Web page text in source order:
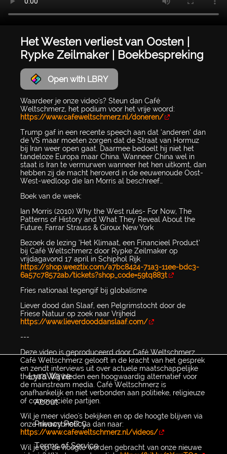
Het Westen verliest van Oosten |
Rypke Zeilmaker | Boekbespreking
Open with LBRY
Waardeer je onze video's? Steun dan Café
Weltschmerz, het podium voor het vrije woord:
https://www.cafeweltschmerz.nl/doneren/
Trump gaf in een recente speech aan dat ‘anderen’ dan
de VS maar moeten zorgen dat de Straat van Hormuz
bij Iran weer open gaat. Daarmee bedoelt hij niet het
tandeloze Europa maar China. Wanneer China wel in
staat is Iran te vermurwen wanneer het hen uitkomt, dan
hebben zij de macht heroverd in de eeuwenoude Oost-
West-wedloop die Ian Morris al beschreef…
Boek van de week:
Ian Morris (2010) Why the West rules- For Now, The
Patterns of History and What They Reveal About the
Future, Farrar Strauss & Giroux New York
Bezoek de lezing ‘Het Klimaat, een Financieel Product’
bij Café Weltschmerz door Rypke Zeilmaker op
vrijdagavond 17 april in Schiphol Rijk
https://shop.weeztix.com/a7bc8424-71a3-11ee-bdc3-
6a57c78572ab/tickets?shop_code=59tq883t
Fries nationaal tegengif bij globalisme
Liever dood dan Slaaf, een Pelgrimstocht door de
Friese Natuur op zoek naar Vrijheid
https://www.lieverdooddanslaaf.com/
---
Deze video is geproduceerd door Café Weltschmerz.
Café Weltschmerz gelooft in de kracht van het gesprek
en zendt interviews uit over actuele maatschappelijke
thema's. Wij bieden een hoogwaardig alternatief voor
de mainstream media. Café Weltschmerz is
onafhankelijk en niet verbonden aan politieke, religieuze
of commerciële partijen.
Wil je meer video's bekijken en op de hoogte blijven via
onze nieuwsbrief? Ga dan naar:
https://www.cafeweltschmerz.nl/videos/
Wil je op de hoogte worden gebracht van onze nieuwe
LyraWave
About
Privacy Policy
Terms of Service